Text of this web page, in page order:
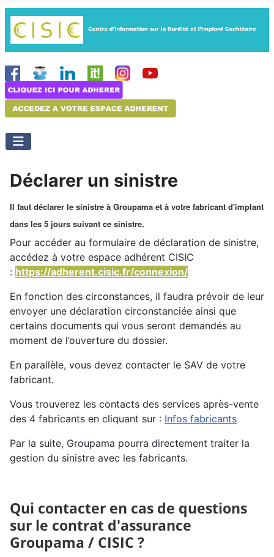
Déclarer un sinistre
Il faut déclarer le sinistre à Groupama et à votre fabricant d'implant
dans les 5 jours suivant ce sinistre.
Pour accéder au formulaire de déclaration de sinistre,
accédez à votre espace adhérent CISIC
: https://adherent.cisic.fr/connexion/
En fonction des circonstances, il faudra prévoir de leur
envoyer une déclaration circonstanciée ainsi que
certains documents qui vous seront demandés au
moment de l’ouverture du dossier.
En parallèle, vous devez contacter le SAV de votre
fabricant.
Vous trouverez les contacts des services après-vente
des 4 fabricants en cliquant sur : Infos fabricants
Par la suite, Groupama pourra directement traiter la
gestion du sinistre avec les fabricants.
Qui contacter en cas de questions
sur le contrat d'assurance
Groupama / CISIC ?